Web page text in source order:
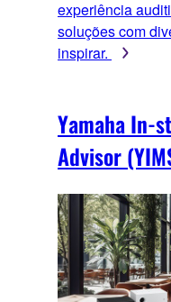
experiência
soluções com
inspirar.
Yamaha In-
Advisor